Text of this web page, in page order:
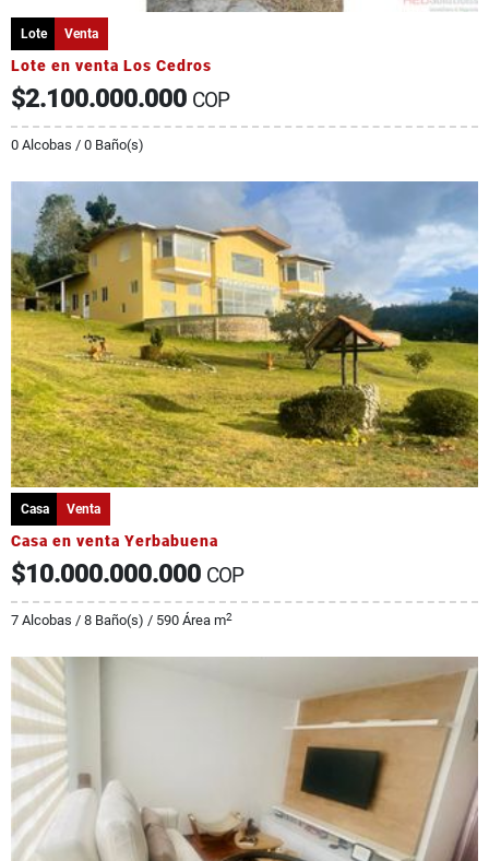
Lote Venta
Lote en venta Los Cedros
$2.100.000.000 COP
0 Alcobas / 0 Baño(s)
Casa Venta
Casa en venta Yerbabuena
$10.000.000.000 COP
7 Alcobas / 8 Baño(s) / 590 Área m2